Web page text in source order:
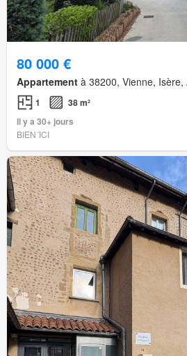
80 000 €
Appartement à 38200, Vienne,
1
38 m²
Il y a 30+ jours
BIEN´ICI